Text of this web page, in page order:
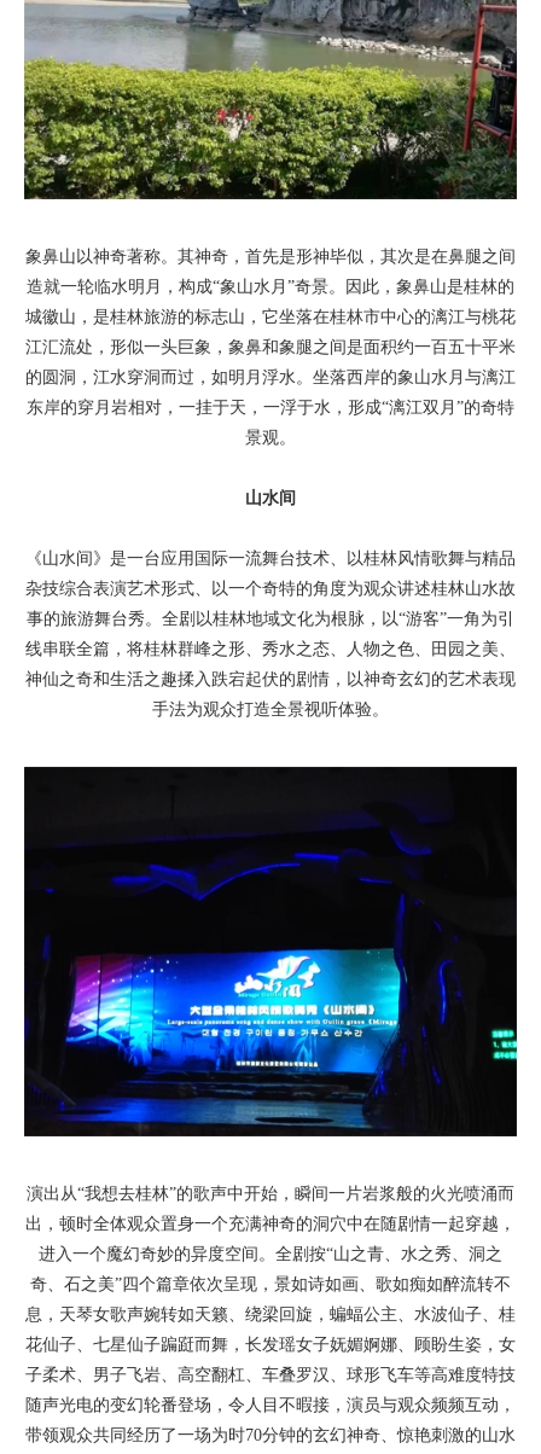
象鼻山以神奇著称。其神奇，首先是形神毕似，其次是在鼻腿之间
造就一轮临水明月，构成“象山水月”奇景。因此，象鼻山是桂林的
城徽山，是桂林旅游的标志山，它坐落在桂林市中心的漓江与桃花
江汇流处，形似一头巨象，象鼻和象腿之间是面积约一百五十平米
的圆洞，江水穿洞而过，如明月浮水。坐落西岸的象山水月与漓江
东岸的穿月岩相对，一挂于天，一浮于水，形成“漓江双月”的奇特
景观。
山水间
《山水间》是一台应用国际一流舞台技术、以桂林风情歌舞与精品
杂技综合表演艺术形式、以一个奇特的角度为观众讲述桂林山水故
事的旅游舞台秀。全剧以桂林地域文化为根脉，以“游客”一角为引
线串联全篇，将桂林群峰之形、秀水之态、人物之色、田园之美、
神仙之奇和生活之趣揉入跌宕起伏的剧情，以神奇玄幻的艺术表现
手法为观众打造全景视听体验。
演出从“我想去桂林”的歌声中开始，瞬间一片岩浆般的火光喷涌而
出，顿时全体观众置身一个充满神奇的洞穴中在随剧情一起穿越，
进入一个魔幻奇妙的异度空间。全剧按“山之青、水之秀、洞之
奇、石之美”四个篇章依次呈现，景如诗如画、歌如痴如醉流转不
息，天琴女歌声婉转如天籁、绕梁回旋，蝙蝠公主、水波仙子、桂
花仙子、七星仙子蹁跹而舞，长发瑶女子妩媚婀娜、顾盼生姿，女
子柔术、男子飞岩、高空翻杠、车叠罗汉、球形飞车等高难度特技
随声光电的变幻轮番登场，令人目不暇接，演员与观众频频互动，
带领观众共同经历了一场为时70分钟的玄幻神奇、惊艳刺激的山水